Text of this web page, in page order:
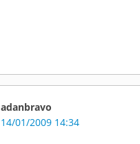
adanbravo
14/01/2009 14:34